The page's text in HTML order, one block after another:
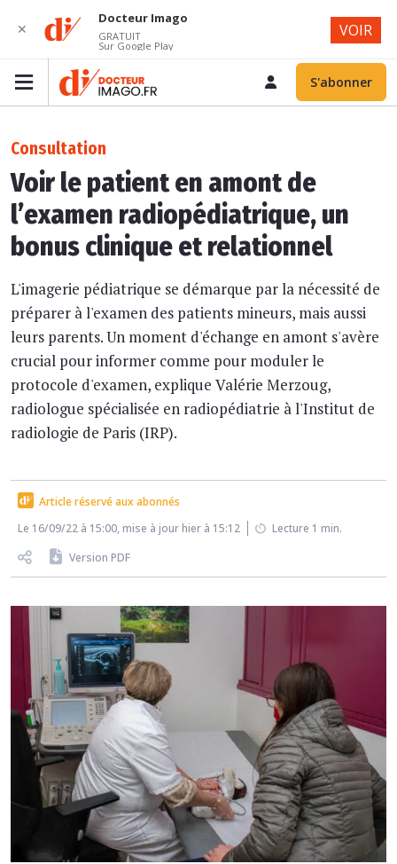
S'abonner
Consultation
Voir le patient en amont de
l’examen radiopédiatrique, un
bonus clinique et relationnel
L'imagerie pédiatrique se démarque par la nécessité de
préparer à l'examen des patients mineurs, mais aussi
leurs parents. Un moment d'échange en amont s'avère
crucial pour informer comme pour moduler le
protocole d'examen, explique Valérie Merzoug,
radiologue spécialisée en radiopédiatrie à l'Institut de
radiologie de Paris (IRP).
Article réservé aux abonnés
Le 16/09/22 à 15:00, mise à jour hier à 15:12
Lecture 1 min.
Version PDF
✕
Docteur Imago
GRATUIT
Sur Google Play
VOIR